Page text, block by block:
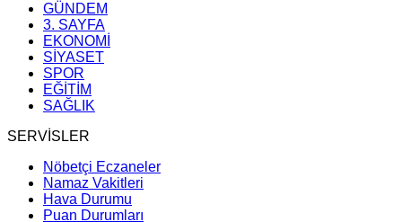
GÜNDEM
3. SAYFA
EKONOMİ
SİYASET
SPOR
EĞİTİM
SAĞLIK
SERVİSLER
Nöbetçi Eczaneler
Namaz Vakitleri
Hava Durumu
Puan Durumları